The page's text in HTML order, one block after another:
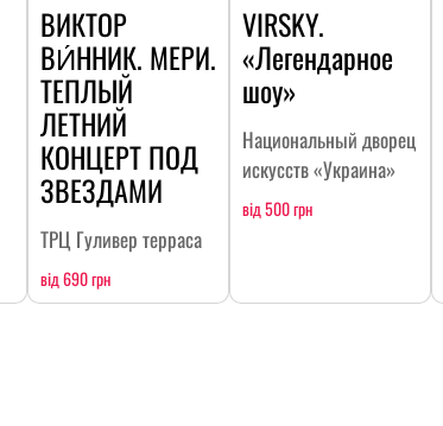
ВИКТОР
ВИ́ННИК. МЕРИ.
ТЕПЛЫЙ
ЛЕТНИЙ
КОНЦЕРТ ПОД
ЗВЕЗДАМИ
ТРЦ Гуливер терраса
від 690 грн
VIRSKY.
«Легендарное
шоу»
Национальный дворец
искусств «Украина»
від 500 грн